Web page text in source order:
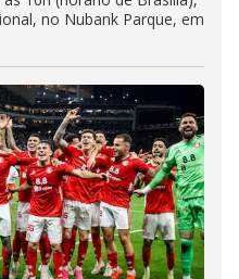
no Nubank Parque, em